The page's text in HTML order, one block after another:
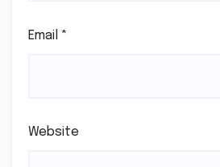
Email *
Website